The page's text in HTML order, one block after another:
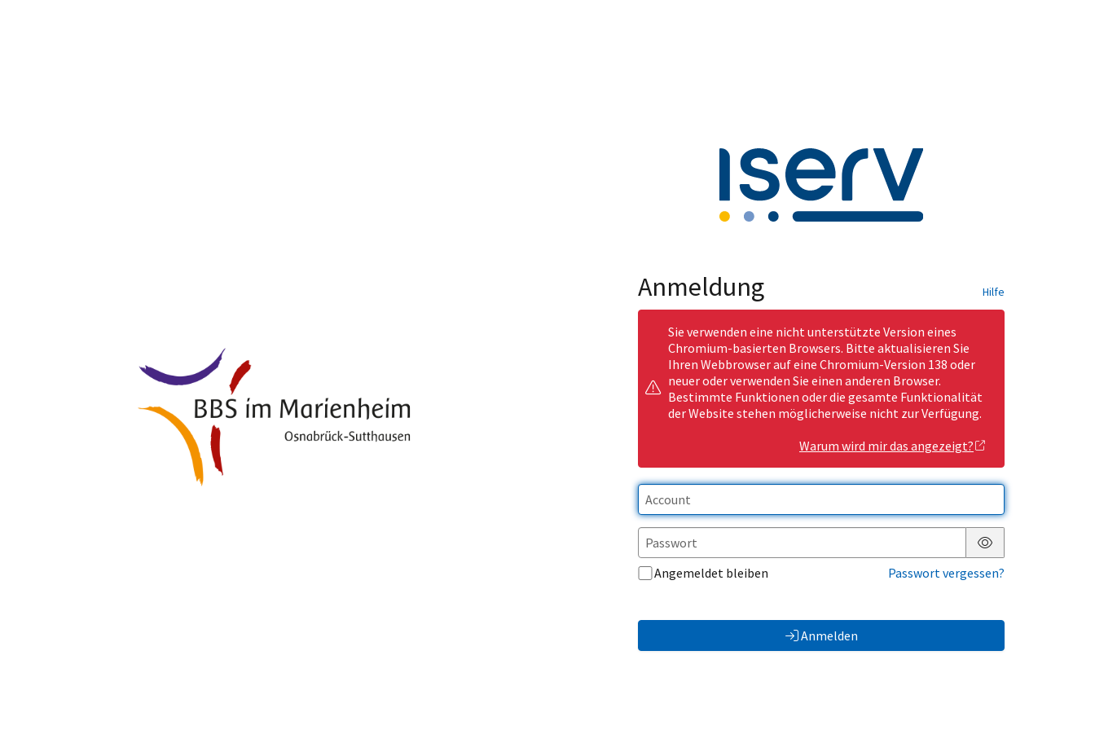
Anmeldung Hilfe
Sie verwenden eine nicht unterstützte Version eines
Chromium-basierten Browsers. Bitte aktualisieren Sie
Ihren Webbrowser auf eine Chromium-Version 138 oder
neuer oder verwenden Sie einen anderen Browser.
Bestimmte Funktionen oder die gesamte Funktionalität
der Website stehen möglicherweise nicht zur Verfügung.
Warum wird mir das angezeigt?
Passwort anzeigen
Angemeldet bleiben
Passwort vergessen?
Anmelden